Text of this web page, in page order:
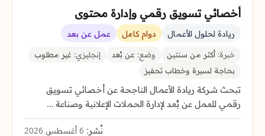
أخصائي تسويق رقمي وإدارة محتوى
ريادة لحلول الأعمال دوام كامل عمل عن بعد
خبرة: أكثر من سنتين وضع: عن بُعد إنجليزي: غير مطلوب
بحاجة لسيرة وخطاب تحفيز
تبحث شركة ريادة الأعمال الناجحة عن أخصائي تسويق
رقمي للعمل عن بُعد لإدارة الحملات الإعلانية وصناعة …
نُشر: